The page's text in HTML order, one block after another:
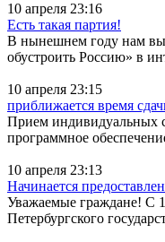
10 апреля 23:16
Есть такая партия!
В нынешнем году нам
обустроить Россию» в
10 апреля 23:15
приближается время
Прием индивидуальных
программное
10 апреля 23:13
Начинается
Уважаемые граждане! С
Петербургского